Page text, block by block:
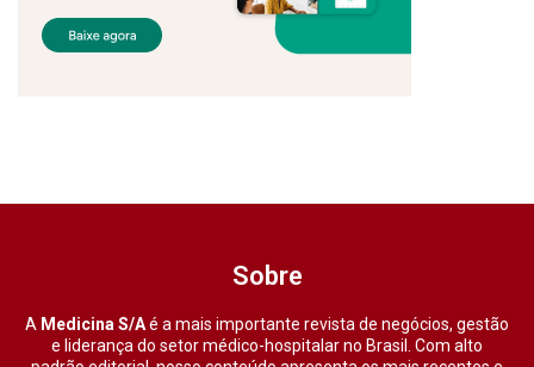
Sobre
A Medicina S/Aé a mais importante revista de negócios, gestão
e liderança do setor médico-hospitalar no Brasil. Com alto